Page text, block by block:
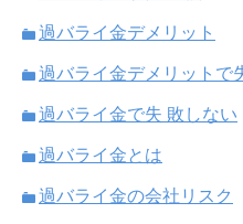
過バライ金デメリット
過バライ金デメリットで
過バライ金で失 敗しない
過バライ金とは
過バライ金の会社リスク